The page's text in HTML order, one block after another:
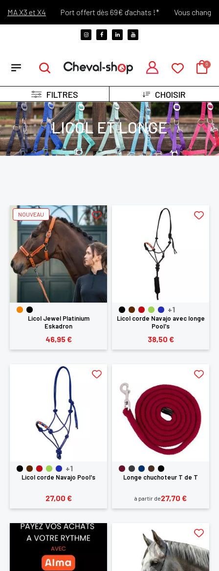
Port offert dès 69€ d'achats !* Vous changez d'avis?
FILTRES CHOISIR
LICOL ET LONGE
Licol Jewel Platinium
Eskadron
46,95 €
NOUVEAU
+1
Licol corde Navajo avec longe
Pool's
38,50 €
+1
Licol corde Navajo Pool's
27,00 €
Longe chuchoteur T de T
à partir de27,70 €